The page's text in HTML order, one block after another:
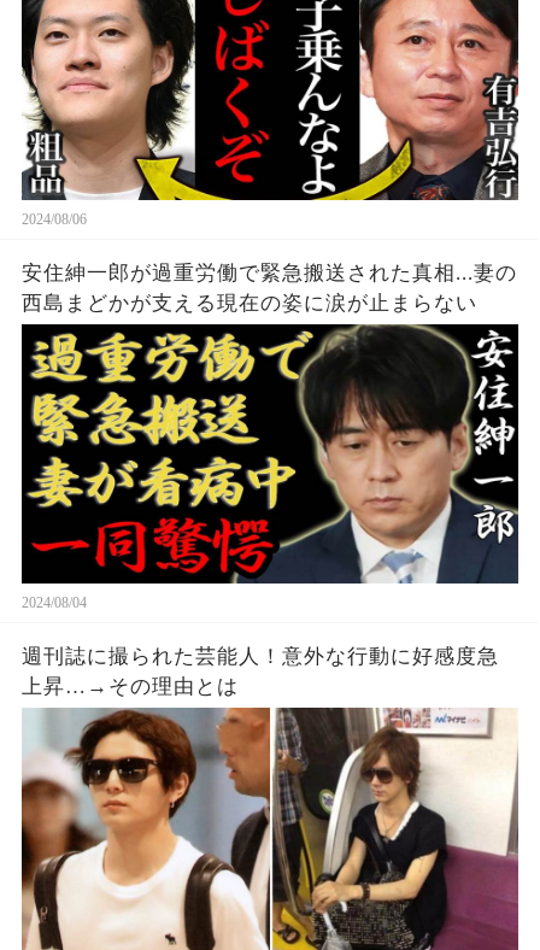
2024/08/06
安住紳一郎が過重労働で緊急搬送された真相...妻の
西島まどかが支える現在の姿に涙が止まらない
2024/08/04
週刊誌に撮られた芸能人！意外な行動に好感度急
上昇…→その理由とは